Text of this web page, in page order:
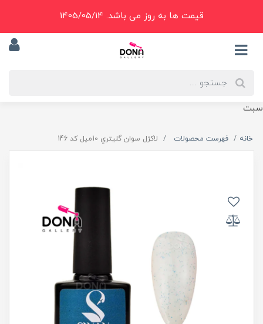
سبت
قیمت ها به روز می باشد. 1405/05/14
خانه فهرست محصولات لاکژل سوان گليتري 10ميل کد 146